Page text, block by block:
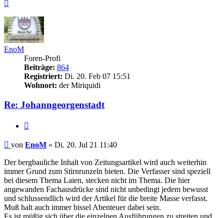
EnoM
Foren-Profi
Beiträge: 864
Registriert: Di. 20. Feb 07 15:51
Wohnort: der Miriquidi
Re: Johanngeorgenstadt
Beitrag
von EnoM » Di. 20. Jul 21 11:40
Der bergbauliche Inhalt von Zeitungsartikel wird auch weiterhin
immer Grund zum Stirnrunzeln bieten. Die Verfasser sind speziell
bei diesem Thema Laien, stecken nicht im Thema. Die hier
angewanden Fachausdrücke sind nicht unbedingt jedem bewusst
und schlussendlich wird der Artikel für die breite Masse verfasst.
Muß halt auch immer bissel Abenteuer dabei sein.
Es ist müßig sich über die einzelnen Ausführungen zu streiten und